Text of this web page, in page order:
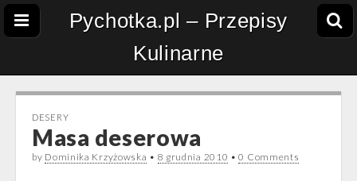
Pychotka.pl – Przepisy
Kulinarne
DESERY
Masa deserowa
by Dominika Krzyżowska • 8 grudnia 2010 •0 Comments